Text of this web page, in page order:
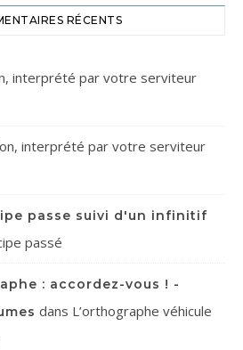
RÉCENTS
interprété par votre serviteur
interprété par votre serviteur
passe suivi d'un infinitif
passé
: accordez-vous ! -
dans L’orthographe véhicule